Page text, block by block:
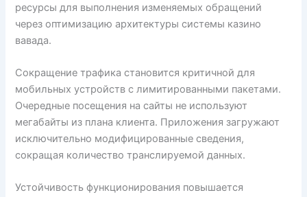
ресурсы для выполнения изменяемых обращений
через оптимизацию архитектуры системы казино
вавада.
Сокращение трафика становится критичной для
мобильных устройств с лимитированными пакетами.
Очередные посещения на сайты не используют
мегабайты из плана клиента. Приложения загружают
исключительно модифицированные сведения,
сокращая количество транслируемой данных.
Устойчивость функционирования повышается